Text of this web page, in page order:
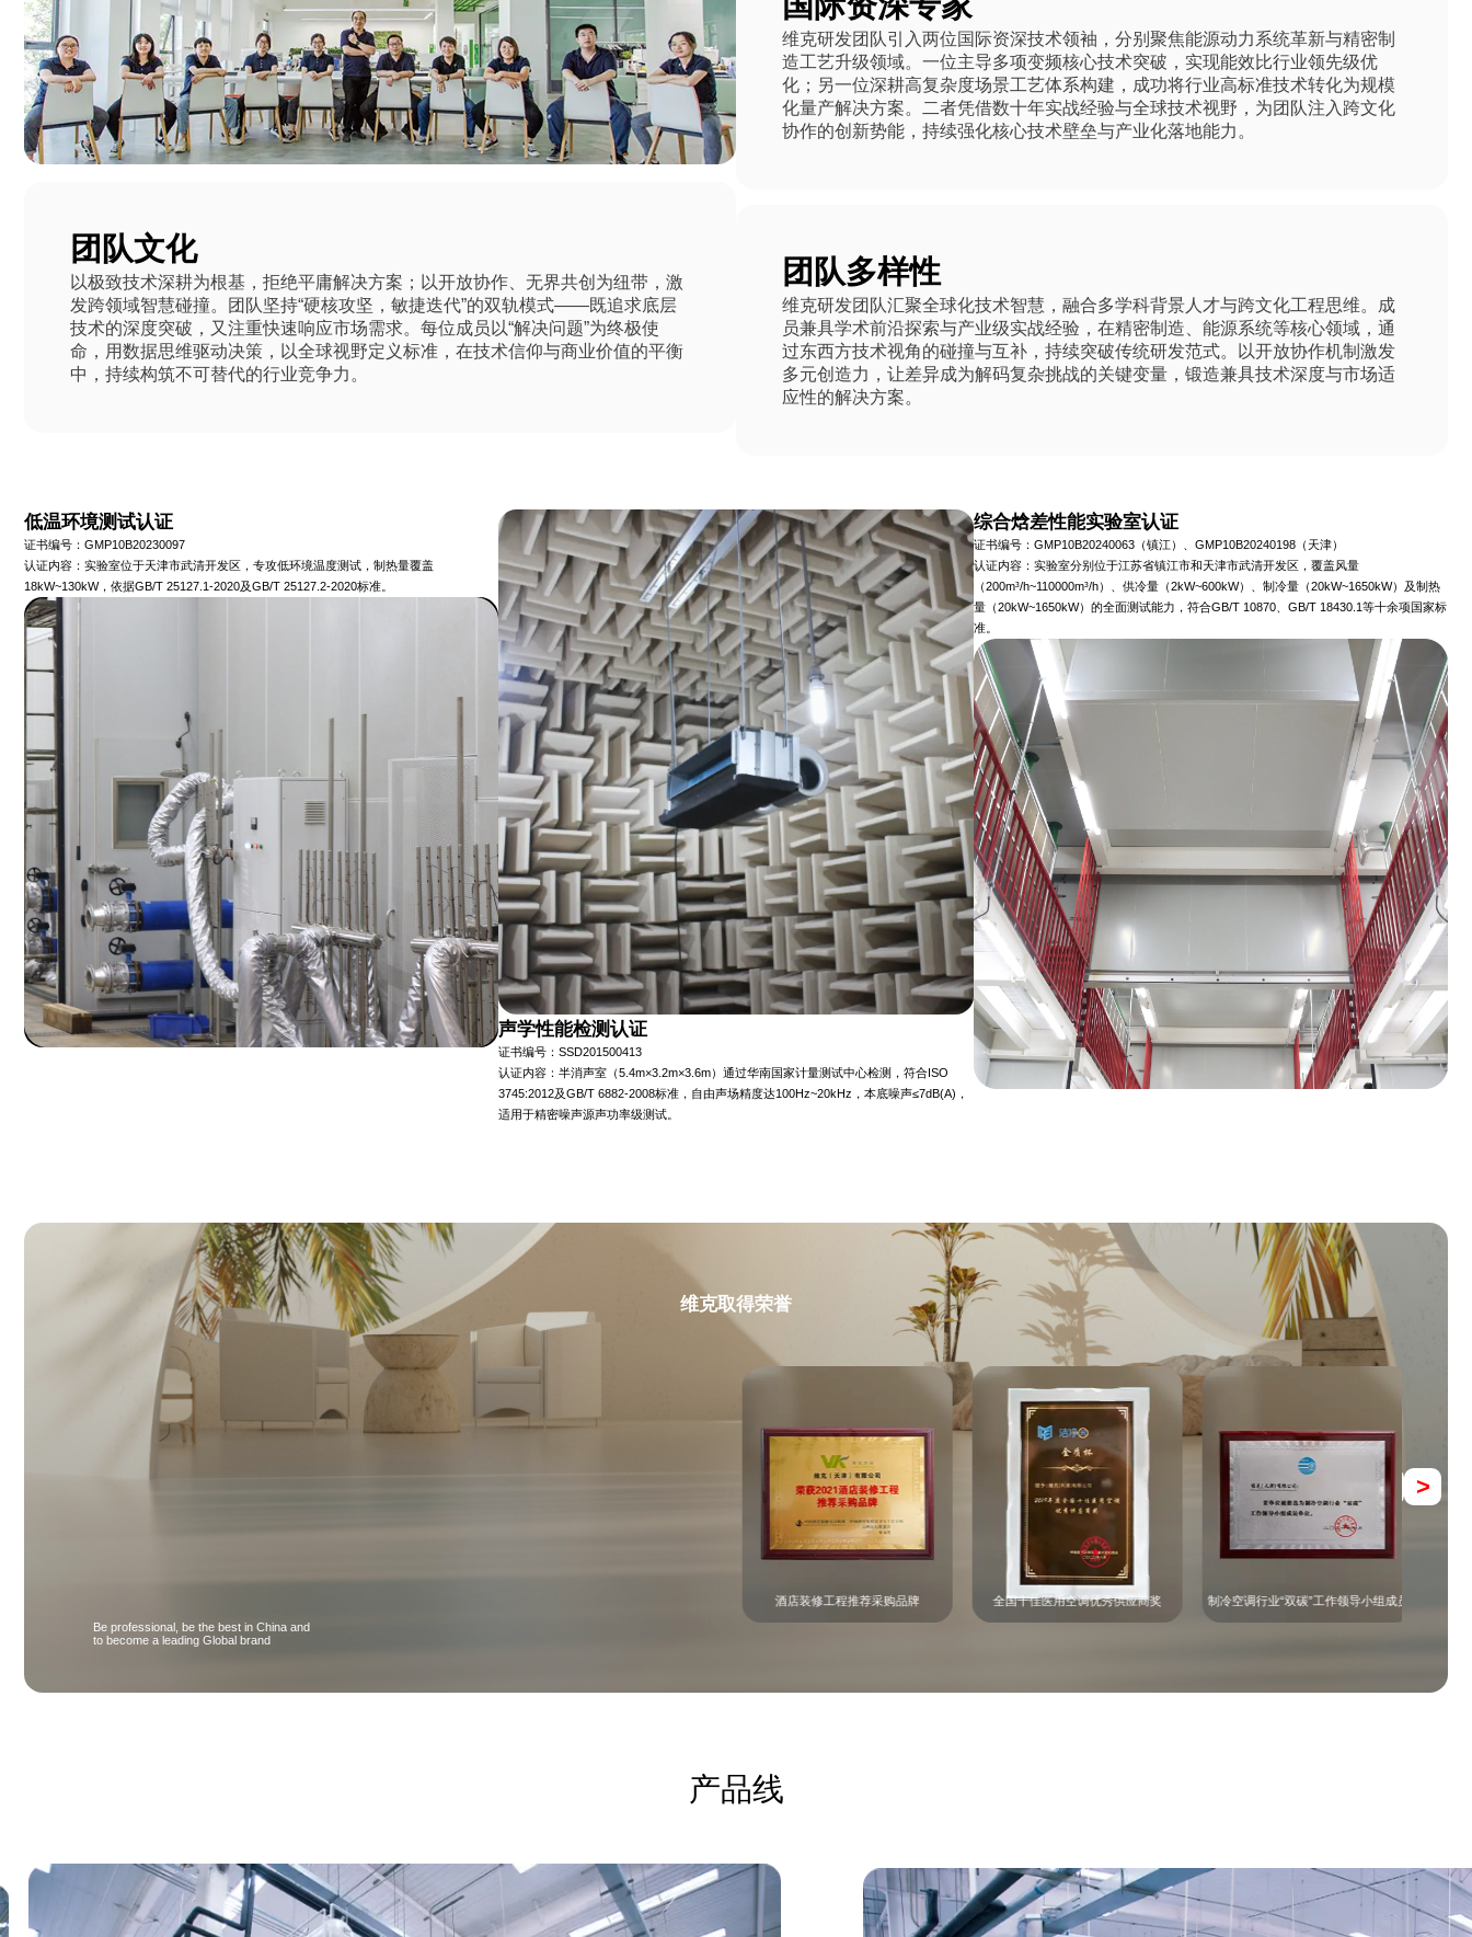
团队文化
以极致技术深耕为根基，拒绝平庸解决方案；以开放协作、无界共创为纽带，激
发跨领域智慧碰撞。团队坚持“硬核攻坚，敏捷迭代”的双轨模式——既追求底层
技术的深度突破，又注重快速响应市场需求。每位成员以“解决问题”为终极使
命，用数据思维驱动决策，以全球视野定义标准，在技术信仰与商业价值的平衡
中，持续构筑不可替代的行业竞争力。
维克研发团队引入两位国际资深技术领袖，分别聚焦能源动力系统革新与精密制
造工艺升级领域。一位主导多项变频核心技术突破，实现能效比行业领先级优
化；另一位深耕高复杂度场景工艺体系构建，成功将行业高标准技术转化为规模
化量产解决方案。二者凭借数十年实战经验与全球技术视野，为团队注入跨文化
协作的创新势能，持续强化核心技术壁垒与产业化落地能力。
团队多样性
维克研发团队汇聚全球化技术智慧，融合多学科背景人才与跨文化工程思维。成
员兼具学术前沿探索与产业级实战经验，在精密制造、能源系统等核心领域，通
过东西方技术视角的碰撞与互补，持续突破传统研发范式。以开放协作机制激发
多元创造力，让差异成为解码复杂挑战的关键变量，锻造兼具技术深度与市场适
应性的解决方案。
低温环境测试认证
证书编号：GMP10B20230097
认证内容：实验室位于天津市武清开发区，专攻低环境温度测试，制热量覆盖
18kW~130kW，依据GB/T 25127.1-2020及GB/T 25127.2-2020标准。
声学性能检测认证
证书编号：SSD201500413
认证内容：半消声室（5.4m×3.2m×3.6m）通过华南国家计量测试中心检测，符合ISO
3745:2012及GB/T 6882-2008标准，自由声场精度达100Hz~20kHz，本底噪声≤7dB(A)，
适用于精密噪声源声功率级测试。
综合焓差性能实验室认证
证书编号：GMP10B20240063（镇江）、GMP10B20240198（天津）
认证内容：实验室分别位于江苏省镇江市和天津市武清开发区，覆盖风量
（200m³/h~110000m³/h）、供冷量（2kW~600kW）、制冷量（20kW~1650kW）及制热
量（20kW~1650kW）的全面测试能力，符合GB/T 10870、GB/T 18430.1等十余项国家标
准。
维克取得荣誉
酒店装修工程推荐采购品牌 全国十佳医用空调优秀供应商奖 制冷空调行业“双碳”工作领导小组成员
< >
Be professional, be the best in China and
to become a leading Global brand
产品线